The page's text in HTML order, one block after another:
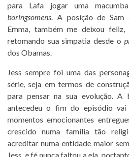
para Lafa jogar uma
boringsomens. A posição de Sam
Emma, também me deixou
retomando sua simpatia desde o
dos Obamas.
Jess sempre foi uma das
série, seja em termos de
para pensar na sua evolução. A
antecedeu o fim do episódio
momentos emocionantes
crescido numa família tão
acreditar numa entidade maior
Jess, e fé nunca faltou a ela,